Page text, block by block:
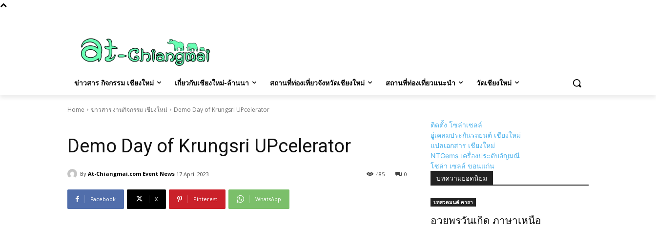
ข่าวสาร กิจกรรม เชียงใหม่ เกี่ยวกับเชียงใหม่-ล้านนา สถานที่ท่องเที่ยวจังหวัดเชียงใหม่ สถานที่ท่องเที่ยวแนะนำ วัดเชียงใหม่
Home ข่าวสาร งานกิจกรรม เชียงใหม่ Demo Day of Krungsri UPcelerator
Demo Day of Krungsri UPcelerator
By At-Chiangmai.com Event News 17 April 2023 0
485
Facebook X Pinterest WhatsApp
ติดตั้ง โซล่าเซลล์
อู่เคลมประกันรถยนต์ เชียงใหม่
แปลเอกสาร เชียงใหม่
NTGems เครื่องประดับอัญมณี
โซล่า เซลล์ ขอนแก่น
บทความยอดนิยม
บทสวดมนต์ คาถา
อวยพรวันเกิด ภาษาเหนือ